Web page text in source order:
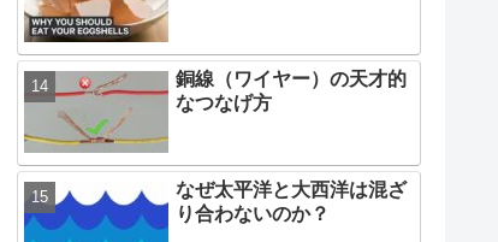
銅線（ワイヤー）の天才的
なつなげ方
なぜ太平洋と大西洋は混ざ
り合わないのか？